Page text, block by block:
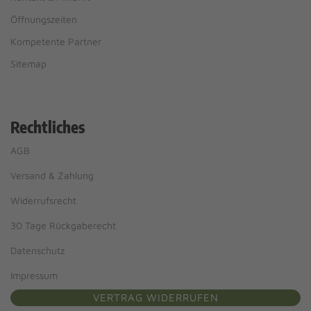
Öffnungszeiten
Kompetente Partner
Sitemap
Rechtliches
AGB
Versand & Zahlung
Widerrufsrecht
30 Tage Rückgaberecht
Datenschutz
Impressum
VERTRAG WIDERRUFEN